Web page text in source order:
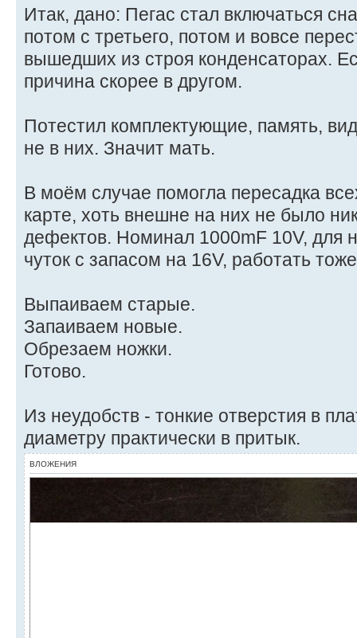
Итак, дано: Пегас стал включаться
потом с третьего, потом и вовсе
вышедших из строя конденсаторах.
причина скорее в другом.
Потестил комплектующие, память,
не в них. Значит мать.
В моём случае помогла пересадка
карте, хоть внешне на них не было
дефектов. Номинал 1000mF 10V, для
чуток с запасом на 16V, работать
Выпаиваем старые.
Запаиваем новые.
Обрезаем ножки.
Готово.
Из неудобств - тонкие отверстия в
диаметру практически в притык.
ВЛОЖЕНИЯ